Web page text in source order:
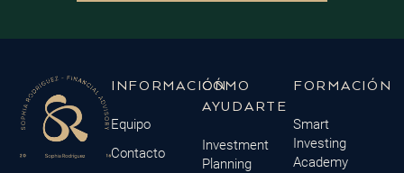
INFORMACIÓN
Equipo
Contacto
CÓMO
AYUDARTE
Investment
Planning
FORMACIÓN
Smart
Investing
Academy